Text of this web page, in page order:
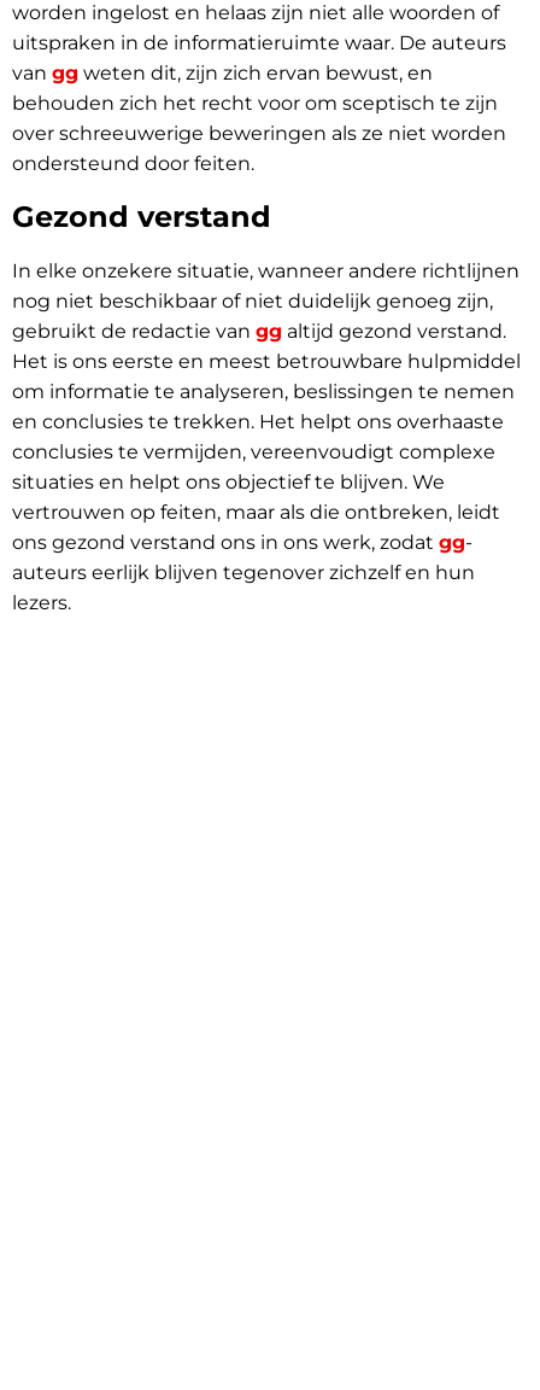
worden ingelost en helaas zijn niet alle woorden of
uitspraken in de informatieruimte waar. De auteurs
van gg weten dit, zijn zich ervan bewust, en
behouden zich het recht voor om sceptisch te zijn
over schreeuwerige beweringen als ze niet worden
ondersteund door feiten.
Gezond verstand
In elke onzekere situatie, wanneer andere richtlijnen
nog niet beschikbaar of niet duidelijk genoeg zijn,
gebruikt de redactie van gg altijd gezond verstand.
Het is ons eerste en meest betrouwbare hulpmiddel
om informatie te analyseren, beslissingen te nemen
en conclusies te trekken. Het helpt ons overhaaste
conclusies te vermijden, vereenvoudigt complexe
situaties en helpt ons objectief te blijven. We
vertrouwen op feiten, maar als die ontbreken, leidt
ons gezond verstand ons in ons werk, zodat gg-
auteurs eerlijk blijven tegenover zichzelf en hun
lezers.